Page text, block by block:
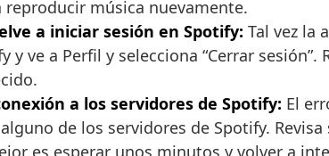
música nuevamente.
a iniciar sesión en Spotify: Tal vez la
y ve a Perfil y selecciona “Cerrar
a los servidores de Spotify: El
de los servidores de Spotify.